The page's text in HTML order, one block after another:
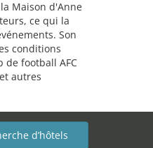
Maison d'Anne
ce qui la
Son
conditions
football AFC
autres